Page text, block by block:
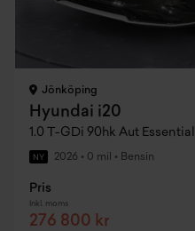
Jönköping
Hyundai i20
1.0 T-GDi 90hk Aut Essential
NY 2026 • 0 mil • Bensin
Pris
Inkl. moms
276 800 kr